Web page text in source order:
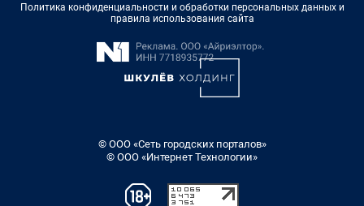
Политика конфиденциальности и обработки персональных данных и
правила использования сайта
© ООО «Сеть городских порталов»
© ООО «Интернет Технологии»